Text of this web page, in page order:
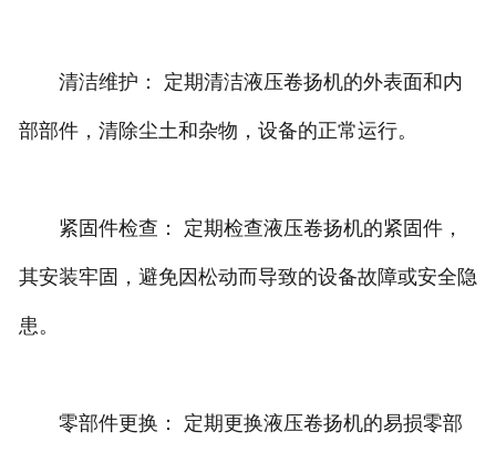
清洁维护： 定期清洁液压卷扬机的外表面和内
部部件，清除尘土和杂物，设备的正常运行。
紧固件检查： 定期检查液压卷扬机的紧固件，
其安装牢固，避免因松动而导致的设备故障或安全隐
患。
零部件更换： 定期更换液压卷扬机的易损零部